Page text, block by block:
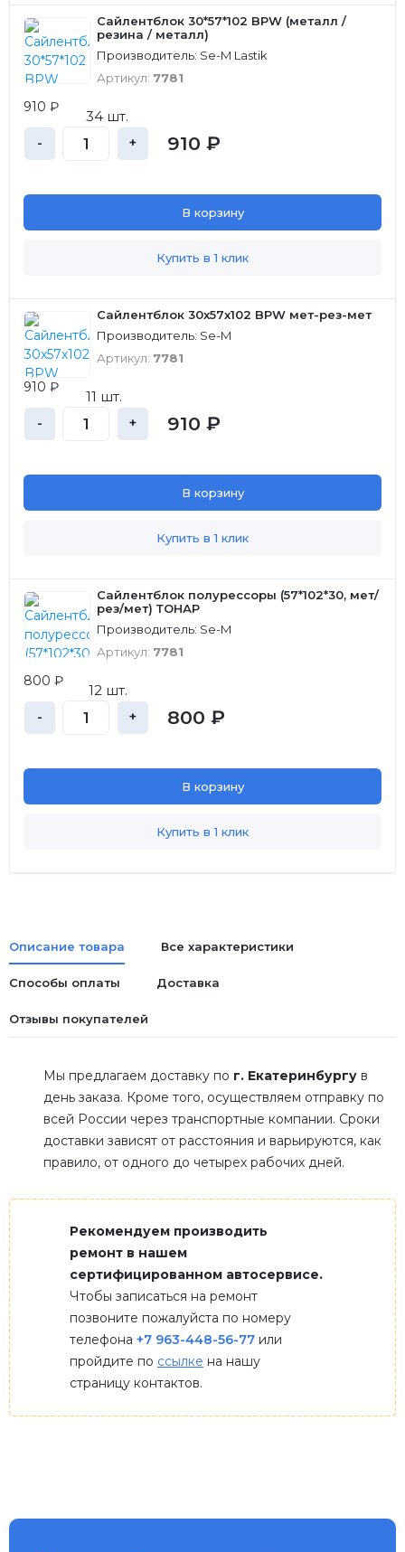
Сайлентблок 30*57*102 BPW (металл /
резина / металл)
Производитель: Se-M Lastik
Артикул: 7781
910 ₽
34 шт.
- + 910 ₽
В корзину
Купить в 1 клик
Сайлентблок 30x57х102 BPW мет-рез-мет
Производитель: Se-M
Артикул: 7781
910 ₽
11 шт.
- + 910 ₽
В корзину
Купить в 1 клик
Сайлентблок полурессоры (57*102*30, мет/
рез/мет) ТОНАР
Производитель: Se-M
Артикул: 7781
800 ₽
12 шт.
- + 800 ₽
В корзину
Купить в 1 клик
Описание товара Все характеристики
Способы оплаты Доставка
Отзывы покупателей
Мы предлагаем доставку по г. Екатеринбургу в
день заказа. Кроме того, осуществляем отправку по
всей России через транспортные компании. Сроки
доставки зависят от расстояния и варьируются, как
правило, от одного до четырех рабочих дней.
Рекомендуем производить
ремонт в нашем
сертифицированном автосервисе.
Чтобы записаться на ремонт
позвоните пожалуйста по номеру
телефона +7 963-448-56-77 или
пройдите по ссылке на нашу
страницу контактов.